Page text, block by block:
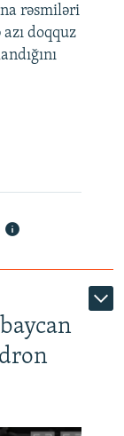
rəsmiləri
doqquz